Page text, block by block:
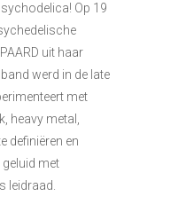
Op 19
uit haar
werd in de late
met
heavy metal,
definiëren en
met
leidraad.